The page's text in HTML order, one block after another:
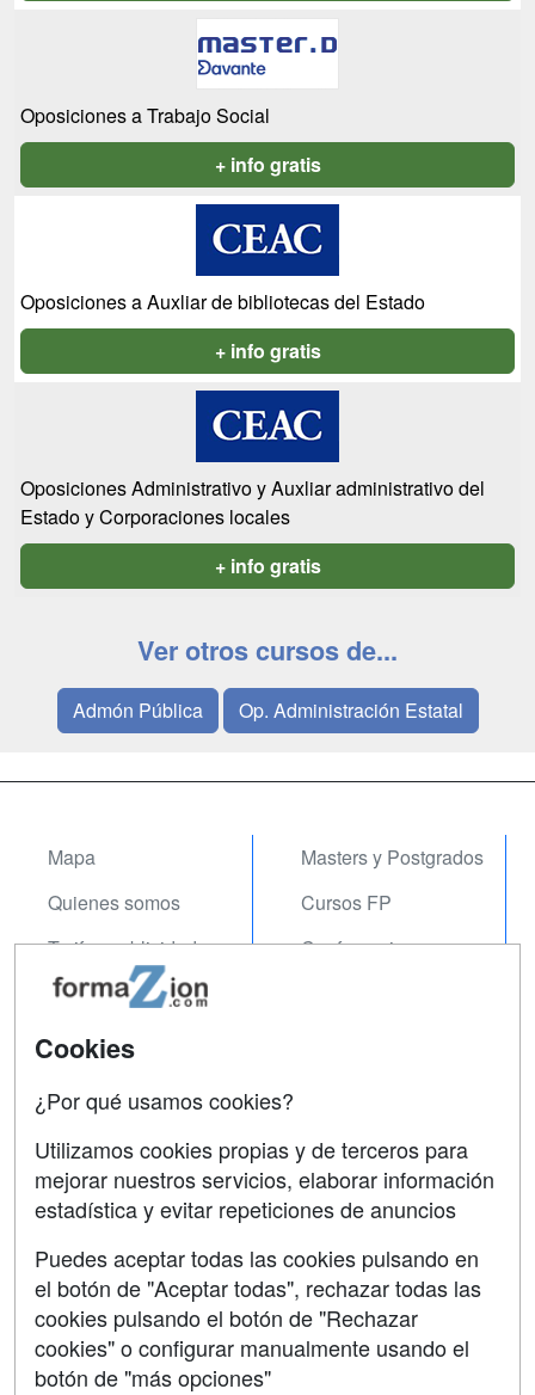
Oposiciones a Trabajo Social
+ info gratis
Oposiciones a Auxliar de bibliotecas del Estado
+ info gratis
Oposiciones Administrativo y Auxliar administrativo del
Estado y Corporaciones locales
+ info gratis
Ver otros cursos de...
Admón Pública Op. Administración Estatal
Mapa
Quienes somos
Tarifas publicidad
Acceso Usuarios
Acceso Centros
Masters y Postgrados
Cursos FP
Conferencias
Contactar
Confidencialidad
Aviso legal
Copyleft
Cookies
¿Por qué usamos cookies?
Utilizamos cookies propias y de terceros para
mejorar nuestros servicios, elaborar información
estadística y evitar repeticiones de anuncios
Puedes aceptar todas las cookies pulsando en
el botón de "Aceptar todas", rechazar todas las
cookies pulsando el botón de "Rechazar
cookies" o configurar manualmente usando el
botón de "más opciones"